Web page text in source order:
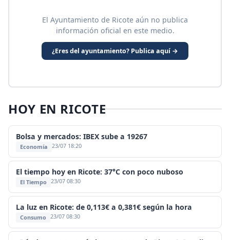
El Ayuntamiento de Ricote aún no publica
información oficial en este medio.
¿Eres del ayuntamiento? Publica aquí →
HOY EN RICOTE
Bolsa y mercados: IBEX sube a 19267
Economía 23/07 18:20
El tiempo hoy en Ricote: 37°C con poco nuboso
El Tiempo 23/07 08:30
La luz en Ricote: de 0,113€ a 0,381€ según la hora
Consumo 23/07 08:30